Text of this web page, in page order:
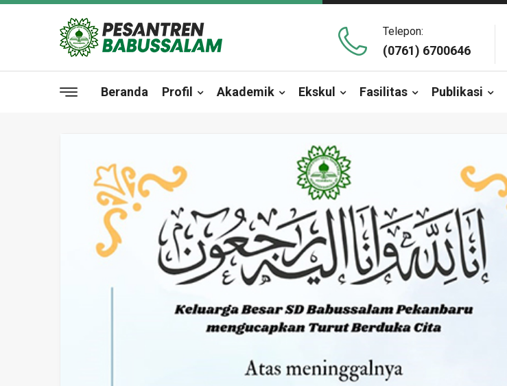
Telepon:
(0761) 6700646
Beranda Profil Akademik Ekskul Fasilitas Publikasi